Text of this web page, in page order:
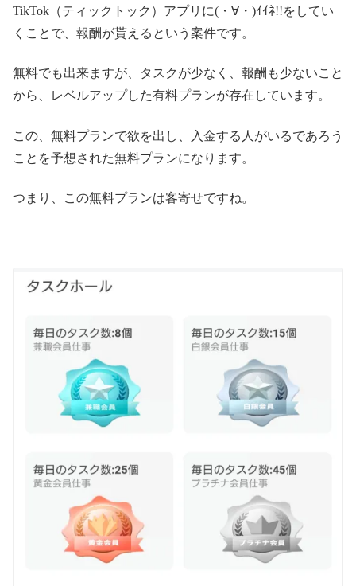
TikTok（ティックトック）アプリに(・∀・)ｲｲﾈ!!をしてい
くことで、報酬が貰えるという案件です。
無料でも出来ますが、タスクが少なく、報酬も少ないこと
から、レベルアップした有料プランが存在しています。
この、無料プランで欲を出し、入金する人がいるであろう
ことを予想された無料プランになります。
つまり、この無料プランは客寄せですね。